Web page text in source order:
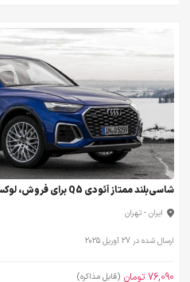
شاسی‌بلند ممتاز آئودی Q5 برای فروش، لوکس، پرفورمنس و راحتی!...
ایران - تهران
ارسال شده در 27 آوریل 2025
76,090 تومان (قابل مذاکره)